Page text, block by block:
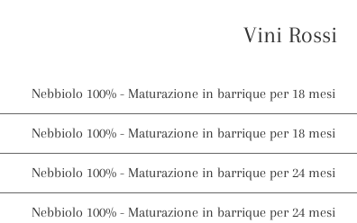
Vini Rossi
Nebbiolo 100% - Maturazione in barrique per 18 mesi
Nebbiolo 100% - Maturazione in barrique per 18 mesi
Nebbiolo 100% - Maturazione in barrique per 24 mesi
Nebbiolo 100% - Maturazione in barrique per 24 mesi